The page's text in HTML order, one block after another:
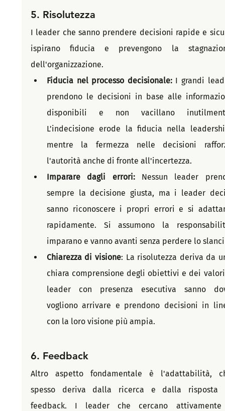
5. Risolutezza
I leader che sanno prendere decisioni rapide e
ispirano fiducia e prevengono la
dell'organizzazione.
Fiducia nel processo decisionale: I grandi
prendono le decisioni in base alle
disponibili e non vacillano
L'indecisione erode la fiducia nella
mentre la fermezza nelle decisioni
l'autorità anche di fronte all'incertezza.
Imparare dagli errori: Nessun leader
sempre la decisione giusta, ma i leader
sanno riconoscere i propri errori e si
rapidamente. Si assumono la
imparano e vanno avanti senza perdere lo
Chiarezza di visione: La risolutezza deriva da
chiara comprensione degli obiettivi e dei
leader con presenza esecutiva sanno
vogliono arrivare e prendono decisioni in
con la loro visione più ampia.
6. Feedback
Altro aspetto fondamentale è l'adattabilità,
spesso deriva dalla ricerca e dalla risposta
feedback. I leader che cercano